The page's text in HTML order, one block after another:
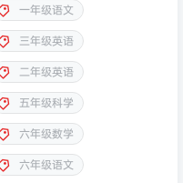
一年级语文
三年级英语
二年级英语
五年级科学
六年级数学
六年级语文